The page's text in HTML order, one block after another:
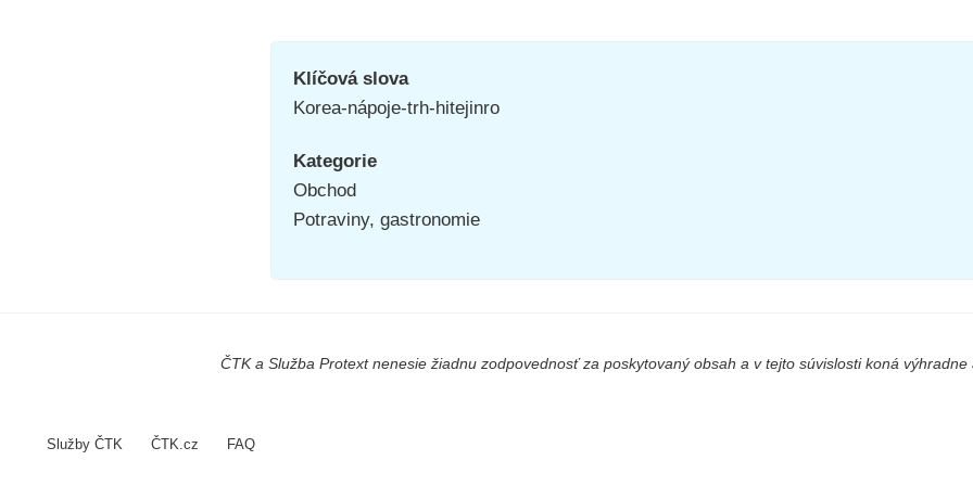
Klíčová slova
Korea-nápoje-trh-hitejinro
Kategorie
Obchod
Potraviny, gastronomie
ČTK a Služba Protext nenesie žiadnu zodpovednosť za poskytovaný obsah a v tejto súvislosti koná
Služby ČTK ČTK.cz FAQ